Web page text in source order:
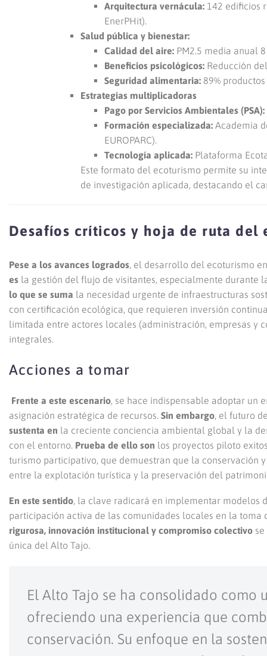
Arquitectura vernácula: 142 edificios
EnerPHit).
Salud pública y bienestar:
Calidad del aire: PM2.5 media anual
Beneficios psicológicos: Reducción
Seguridad alimentaria: 89%
Estrategias multiplicadoras
Pago por Servicios Ambientales (PSA):
Formación especializada: Academia
EUROPARC).
Tecnología aplicada: Plataforma
Este formato del ecoturismo permite su
de investigación aplicada, destacando el
Desafíos críticos y hoja de ruta del
Pese a los avances logrados, el desarrollo del ecoturismo
es la gestión del flujo de visitantes, especialmente durante
lo que se suma la necesidad urgente de infraestructuras
con certificación ecológica, que requieren inversión
limitada entre actores locales (administración, empresas y
integrales.
Acciones a tomar
Frente a este escenario, se hace indispensable adoptar
asignación estratégica de recursos. Sin embargo, el futuro
sustenta en la creciente conciencia ambiental global y la
con el entorno. Prueba de ello son los proyectos piloto
turismo participativo, que demuestran que la conservación
entre la explotación turística y la preservación del
En este sentido , la clave radicará en implementar modelos
participación activa de las comunidades locales en la toma
rigurosa, innovación institucional y compromiso colectivo
única del Alto Tajo.
El Alto Tajo se ha consolidado como
ofreciendo una experiencia que
conservación. Su enfoque en la